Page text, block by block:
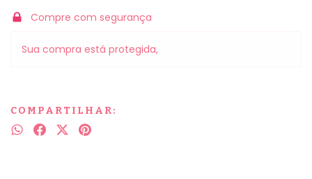
Compre com segurança
Sua compra está protegida,
COMPARTILHAR: